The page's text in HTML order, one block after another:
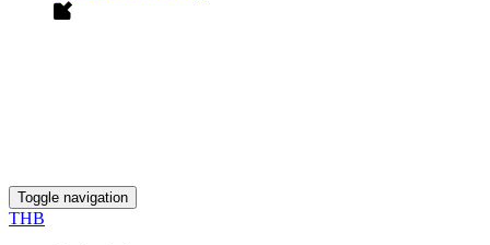
Toggle navigation
THB